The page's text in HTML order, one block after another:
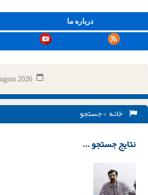
درباره ما
2026
خانه > جستجو
نتایج جستجو ...